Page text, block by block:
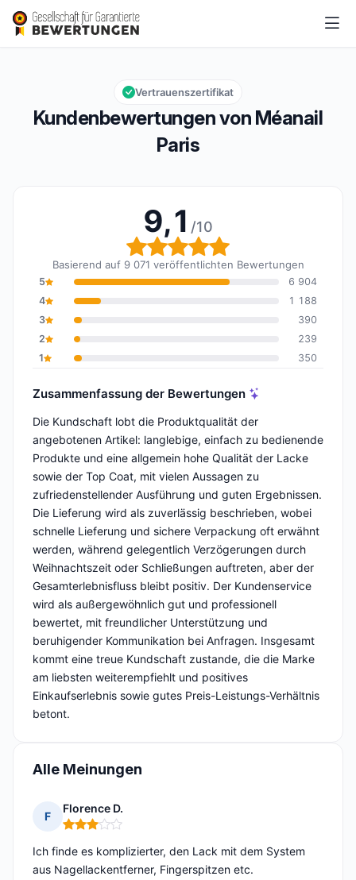
Méanail Paris
Gesamtbewertung: 9,1 von 10
9,1/10
Kundenbewertungen von Méanail
Paris
Vertrauenszertifikat
9,1 /10
Gesamtbewertung: 9,1
Basierend auf 9 071 veröffentlichten Bewertungen
5
6 904
4
1 188
3
390
2
239
1
350
Zusammenfassung der Bewertungen
Die Kundschaft lobt die Produktqualität der
angebotenen Artikel: langlebige, einfach zu bedienende
Produkte und eine allgemein hohe Qualität der Lacke
sowie der Top Coat, mit vielen Aussagen zu
zufriedenstellender Ausführung und guten Ergebnissen.
Die Lieferung wird als zuverlässig beschrieben, wobei
schnelle Lieferung und sichere Verpackung oft erwähnt
werden, während gelegentlich Verzögerungen durch
Weihnachtszeit oder Schließungen auftreten, aber der
Gesamterlebnisfluss bleibt positiv. Der Kundenservice
wird als außergewöhnlich gut und professionell
bewertet, mit freundlicher Unterstützung und
beruhigender Kommunikation bei Anfragen. Insgesamt
kommt eine treue Kundschaft zustande, die die Marke
am liebsten weiterempfiehlt und positives
Einkaufserlebnis sowie gutes Preis-Leistungs-Verhältnis
betont.
Alle Meinungen
F
Florence D.
Hinweis: 3 von 5
Ich finde es komplizierter, den Lack mit dem System
aus Nagellackentferner, Fingerspitzen etc.